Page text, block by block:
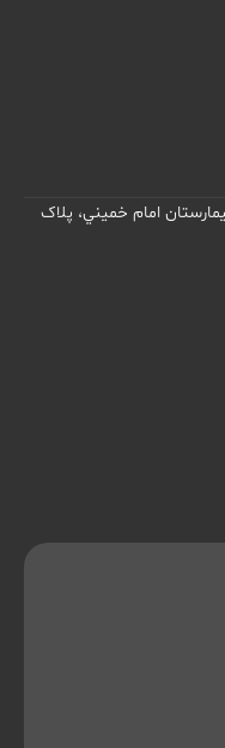
امام خميني، پلاک